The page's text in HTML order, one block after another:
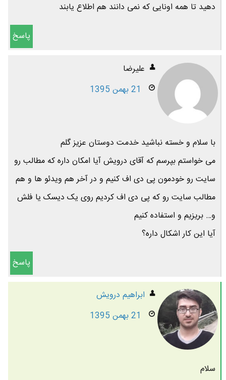
دهید تا همه اونایی که نمی دانند هم اطلاع یابند
پاسخ
علیرضا
21 بهمن 1395
با سلام و خسته نباشید خدمت دوستان عزیز گلم
می خواستم بپرسم که آقای درویش آیا امکان داره که مطالب رو
سایت رو خودمون پی دی اف کنیم و در آخر هم ویدئو ها و هم
مطالب سایت رو که پی دی اف کردیم روی یک دیسک یا فلش
و… بریزیم و استفاده کنیم
آیا این کار اشکال داره؟
پاسخ
ابراهیم درویش
21 بهمن 1395
سلام